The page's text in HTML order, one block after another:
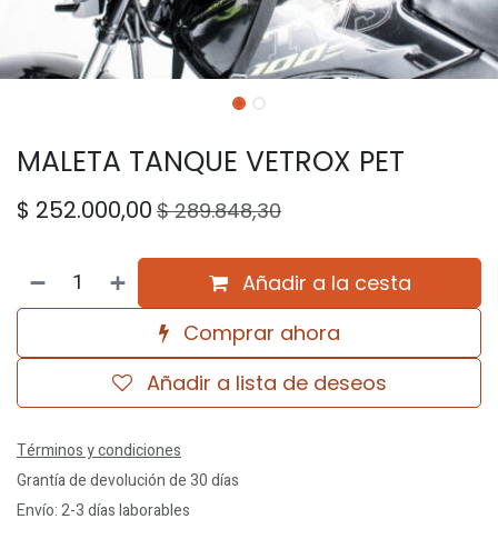
MALETA TANQUE VETROX PET
$ 252.000,00 $289.848,30
Añadir a la cesta
Comprar ahora
Añadir a lista de deseos
Términos y condiciones
Grantía de devolución de 30 días
Envío: 2-3 días laborables